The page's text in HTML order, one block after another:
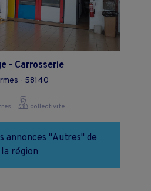
- Carrosserie
- 58140
collectivite
annonces "Autres" de
la région